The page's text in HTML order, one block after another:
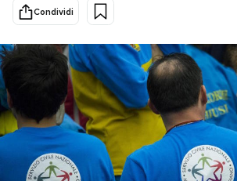
Economia
PODCAST
NEWSLETTER
Condividi